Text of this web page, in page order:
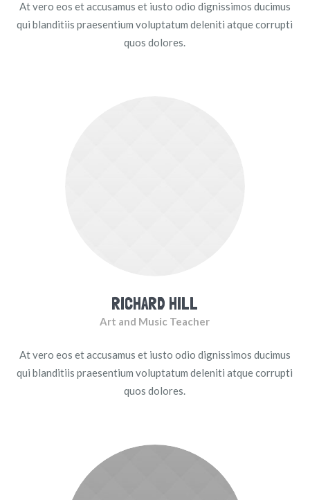
At vero eos et accusamus et iusto odio dignissimos ducimus
qui blanditiis praesentium voluptatum deleniti atque corrupti
quos dolores.
RICHARD HILL
Art and Music Teacher
At vero eos et accusamus et iusto odio dignissimos ducimus
qui blanditiis praesentium voluptatum deleniti atque corrupti
quos dolores.